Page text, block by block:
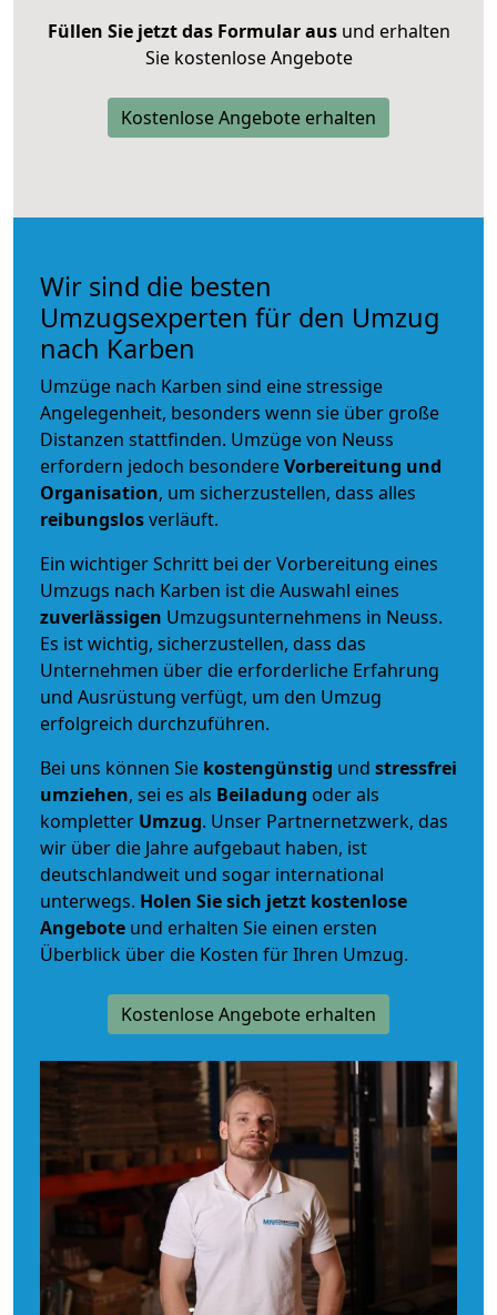
Füllen Sie jetzt das Formular ausund erhalten
Sie kostenlose Angebote
Kostenlose Angebote erhalten
Wir sind die besten
Umzugsexperten für den Umzug
nach Karben
Umzüge nach Karben sind eine stressige
Angelegenheit, besonders wenn sie über große
Distanzen stattfinden. Umzüge von Neuss
erfordern jedoch besondereVorbereitung und
Organisation, um sicherzustellen, dass alles
reibungslosverläuft.
Ein wichtiger Schritt bei der Vorbereitung eines
Umzugs nach Karben ist die Auswahl eines
zuverlässigen Umzugsunternehmens in Neuss.
Es ist wichtig, sicherzustellen, dass das
Unternehmen über die erforderliche Erfahrung
und Ausrüstung verfügt, um den Umzug
erfolgreich durchzuführen.
Bei uns können Sie kostengünstig und stressfrei
umziehen, sei es als Beiladung oder als
kompletter Umzug. Unser Partnernetzwerk, das
wir über die Jahre aufgebaut haben, ist
deutschlandweit und sogar international
unterwegs. Holen Sie sich jetzt kostenlose
Angebote und erhalten Sie einen ersten
Überblick über die Kosten für Ihren Umzug.
Kostenlose Angebote erhalten